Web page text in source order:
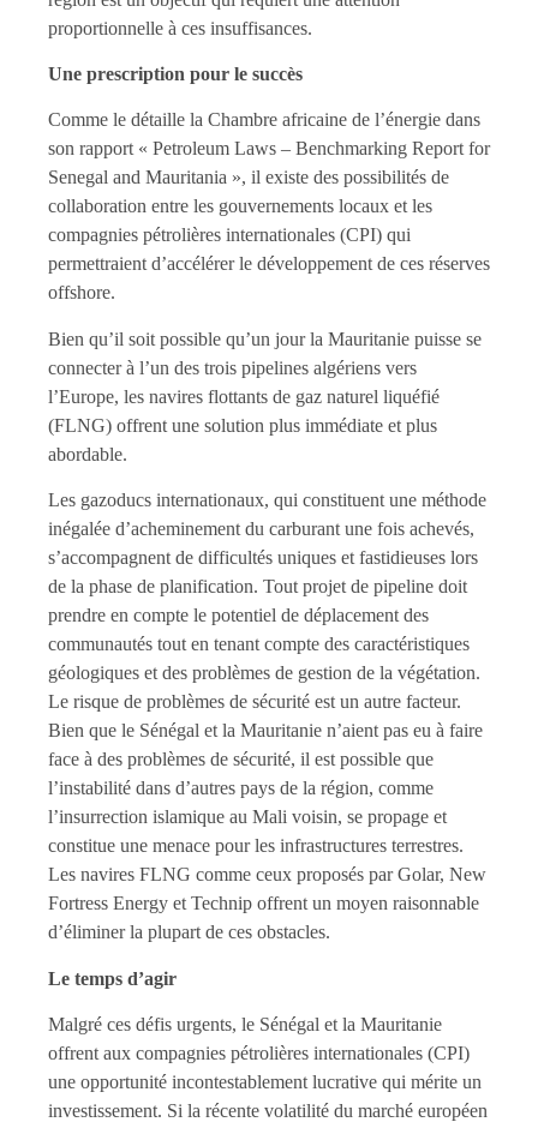
proportionnelle à ces insuffisances.
Une prescription pour le succès
Comme le détaille la Chambre africaine de l’énergie dans
son rapport « Petroleum Laws – Benchmarking Report for
Senegal and Mauritania », il existe des possibilités de
collaboration entre les gouvernements locaux et les
compagnies pétrolières internationales (CPI) qui
permettraient d’accélérer le développement de ces réserves
offshore.
Bien qu’il soit possible qu’un jour la Mauritanie puisse se
connecter à l’un des trois pipelines algériens vers
l’Europe, les navires flottants de gaz naturel liquéfié
(FLNG) offrent une solution plus immédiate et plus
abordable.
Les gazoducs internationaux, qui constituent une méthode
inégalée d’acheminement du carburant une fois achevés,
s’accompagnent de difficultés uniques et fastidieuses lors
de la phase de planification. Tout projet de pipeline doit
prendre en compte le potentiel de déplacement des
communautés tout en tenant compte des caractéristiques
géologiques et des problèmes de gestion de la végétation.
Le risque de problèmes de sécurité est un autre facteur.
Bien que le Sénégal et la Mauritanie n’aient pas eu à faire
face à des problèmes de sécurité, il est possible que
l’instabilité dans d’autres pays de la région, comme
l’insurrection islamique au Mali voisin, se propage et
constitue une menace pour les infrastructures terrestres.
Les navires FLNG comme ceux proposés par Golar, New
Fortress Energy et Technip offrent un moyen raisonnable
d’éliminer la plupart de ces obstacles.
Le temps d’agir
Malgré ces défis urgents, le Sénégal et la Mauritanie
offrent aux compagnies pétrolières internationales (CPI)
une opportunité incontestablement lucrative qui mérite un
investissement. Si la récente volatilité du marché européen